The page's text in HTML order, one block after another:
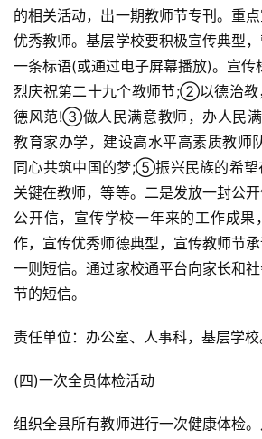
的相关活动，出一期教师节专刊。重
优秀教师。基层学校要积极宣传典型
一条标语(或通过电子屏幕播放)。宣
烈庆祝第二十九个教师节;②以德治教
德风范!③做人民满意教师，办人民
教育家办学，建设高水平高素质教师
同心共筑中国的梦;⑤振兴民族的希望
关键在教师，等等。二是发放一封公
公开信，宣传学校一年来的工作成果
作，宣传优秀师德典型，宣传教师节
一则短信。通过家校通平台向家长和
节的短信。
责任单位：办公室、人事科，基层学校
(四)一次全员体检活动
组织全县所有教师进行一次健康体检